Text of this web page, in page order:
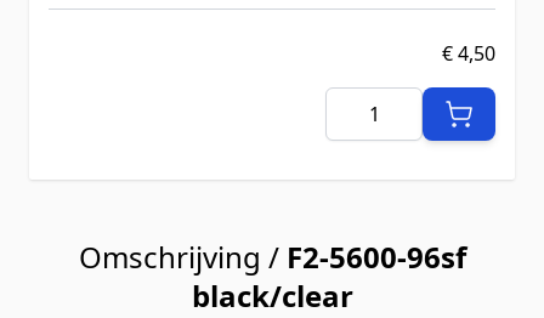
€ 4,50
Aantal
Omschrijving / F2-5600-96sf
black/clear